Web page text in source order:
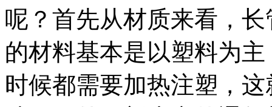
呢？首先从材质来看，
的材料基本是以塑料为
时候都需要加热注塑，